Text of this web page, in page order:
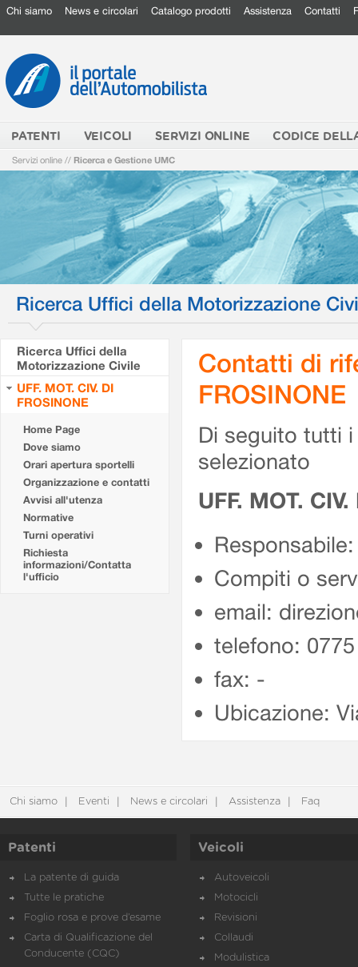
Chi siamo News e circolari Catalogo prodotti Assistenza Contatti
PATENTI VEICOLI SERVIZI ONLINE CODICE
Servizi online // Ricerca e Gestione UMC
Ricerca Uffici della Motorizzazione
Ricerca Uffici della
Motorizzazione Civile
UFF. MOT. CIV. DI
FROSINONE
Home Page
Dove siamo
Orari apertura sportelli
Organizzazione e contatti
Avvisi all'utenza
Normative
Turni operativi
Richiesta
informazioni/Contatta
l'ufficio
Contatti di
FROSINONE
Di seguito tutti
selezionato
UFF. MOT.
Compiti o
email:
telefono:
fax: -
Ubicazione:
Chi siamo Eventi News e circolari Assistenza Faq
Patenti
La patente di guida
Tutte le pratiche
Foglio rosa e prove d’esame
Carta di Qualificazione del
Conducente (CQC)
Veicoli
Autoveicoli
Motocicli
Revisioni
Collaudi
Modulistica